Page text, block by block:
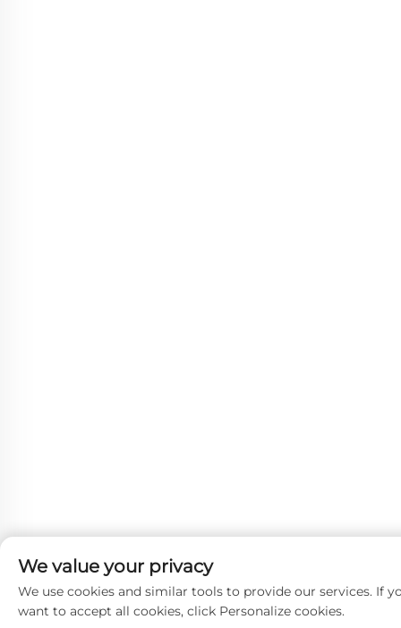
We value your privacy
We use cookies and similar tools to provide our services. If
want to accept all cookies, click Personalize cookies.